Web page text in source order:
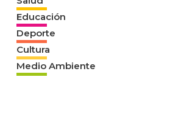
Educación
Deporte
Cultura
Medio Ambiente